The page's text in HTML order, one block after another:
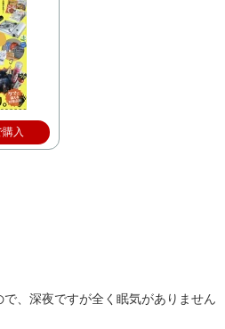
入
、深夜ですが全く眠気がありません